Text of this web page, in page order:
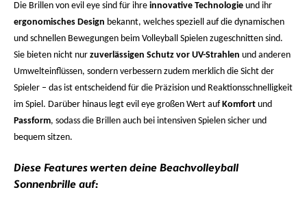
Die Brillen von evil eye sind für ihre innovative Technologie und ihr
ergonomisches Design bekannt, welches speziell auf die dynamischen
und schnellen Bewegungen beim Volleyball Spielen zugeschnitten sind.
Sie bieten nicht nur zuverlässigen Schutz vor UV-Strahlen und anderen
Umwelteinflüssen, sondern verbessern zudem merklich die Sicht der
Spieler – das ist entscheidend für die Präzision und Reaktionsschnelligkeit
im Spiel. Darüber hinaus legt evil eye großen Wert aufKomfort und
Passform, sodass die Brillen auch bei intensiven Spielen sicher und
bequem sitzen.
Diese Features werten deine Beachvolleyball
Sonnenbrille auf: